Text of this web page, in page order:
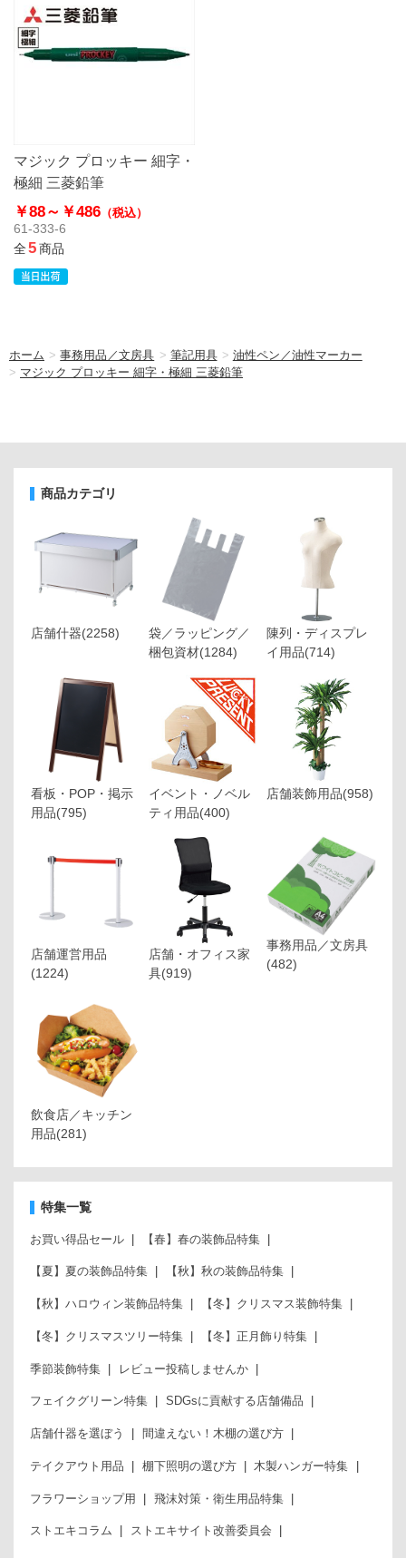
マジック プロッキー 細字・
極細 三菱鉛筆
￥88～ ￥486 （税込）
61-333-6
全5商品
ホーム >事務用品／文房具 > 筆記用具 > 油性ペン／油性マーカー
> マジック プロッキー 細字・極細 三菱鉛筆
商品カテゴリ
店舗什器(2258)
袋／ラッピング／
梱包資材(1284)
陳列・ディスプレ
イ用品(714)
看板・POP・掲示
用品(795)
イベント・ノベル
ティ用品(400)
店舗装飾用品(958)
店舗運営用品
(1224)
店舗・オフィス家
具(919)
事務用品／文房具
(482)
飲食店／キッチン
用品(281)
特集一覧
お買い得品セール 【春】春の装飾品特集
【夏】夏の装飾品特集 【秋】秋の装飾品特集
【秋】ハロウィン装飾品特集 【冬】クリスマス装飾特集
【冬】クリスマスツリー特集 【冬】正月飾り特集
季節装飾特集 レビュー投稿しませんか
フェイクグリーン特集 SDGsに貢献する店舗備品
店舗什器を選ぼう 間違えない！木棚の選び方
テイクアウト用品 棚下照明の選び方 木製ハンガー特集
フラワーショップ用 飛沫対策・衛生用品特集
ストエキコラム ストエキサイト改善委員会